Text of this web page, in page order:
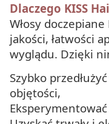
Dlaczego KISS
Włosy
jakości, łatwości
wyglądu. Dzięki
Szybko
objętości,